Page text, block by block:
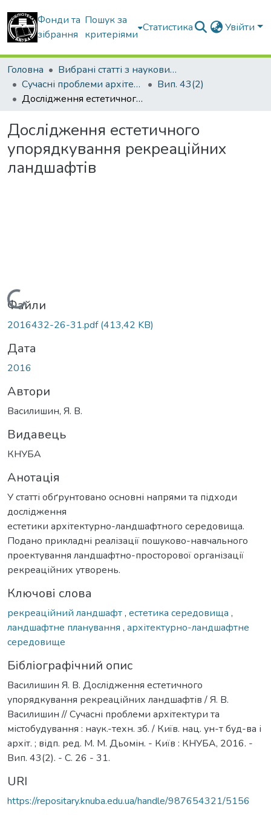
Фонди та
зібрання
Пошук за
критеріями
Статистика Увійти
Головна
Вибрані статті з наукових збірників КНУБА
Сучасні проблеми архітектури та містобудування
Вип. 43(2)
Дослідження естетичного упорядкування рекреаційних ландшафтів
Дослідження естетичного
упорядкування рекреаційних
ландшафтів
Вантажиться...
Файли
2016432-26-31.pdf(413,42 KB)
Дата
2016
Автори
Василишин, Я. В.
Видавець
КНУБА
Анотація
У статті обґрунтовано основні напрями та підходи
дослідження
естетики архітектурно-ландшафтного середовища.
Подано прикладні реалізації пошуково-навчального
проектування ландшафтно-просторової організації
рекреаційних утворень.
Ключові слова
рекреаційний ландшафт, естетика середовища ,
ландшафтне планування , архітектурно-ландшафтне
середовище
Бібліографічний опис
Василишин Я. В. Дослідження естетичного
упорядкування рекреаційних ландшафтів / Я. В.
Василишин // Сучасні проблеми архітектури та
містобудування : наук.-техн. зб. / Київ. нац. ун-т буд-ва і
архіт. ; відп. ред. М. М. Дьомін. - Київ : КНУБА, 2016. -
Вип. 43(2). - С. 26 - 31.
URI
https://repositary.knuba.edu.ua/handle/987654321/5156